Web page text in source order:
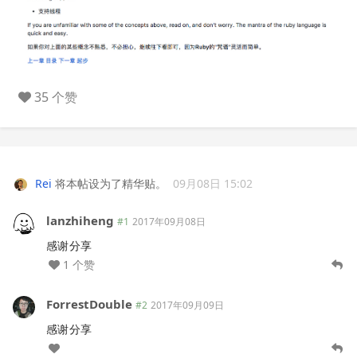
35 个赞
Rei 将本帖设为了精华贴。 09月08日 15:02
lanzhiheng #1 2017年09月08日
感谢分享
1 个赞
ForrestDouble #2 2017年09月09日
感谢分享